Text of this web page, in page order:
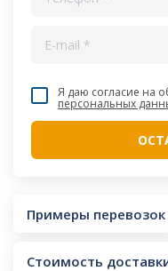
Я даю согласие на
персональных
Примеры перевозок
Стоимость